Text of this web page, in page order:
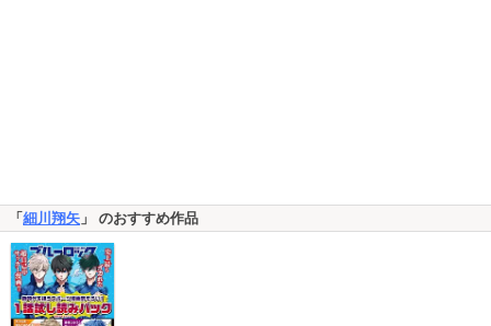
「 細川翔矢 」 のおすすめ作品